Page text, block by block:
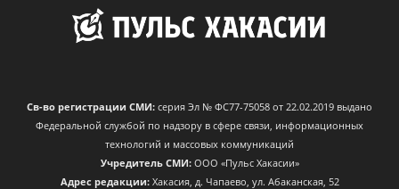
Св-во регистрации СМИ: серия Эл № ФС77-75058 от 22.02.2019 выдано
Федеральной службой по надзору в сфере связи, информационных
технологий и массовых коммуникаций
Учредитель СМИ:ООО «Пульс Хакасии»
Адрес редакции:Хакасия, д. Чапаево, ул. Абаканская, 52